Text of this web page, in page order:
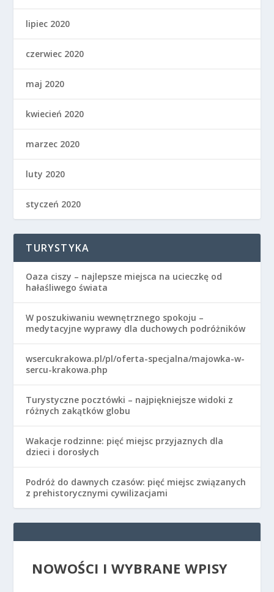
lipiec 2020
czerwiec 2020
maj 2020
kwiecień 2020
marzec 2020
luty 2020
styczeń 2020
TURYSTYKA
Oaza ciszy – najlepsze miejsca na ucieczkę od
hałaśliwego świata
W poszukiwaniu wewnętrznego spokoju –
medytacyjne wyprawy dla duchowych podróżników
wsercukrakowa.pl/pl/oferta-specjalna/majowka-w-
sercu-krakowa.php
Turystyczne pocztówki – najpiękniejsze widoki z
różnych zakątków globu
Wakacje rodzinne: pięć miejsc przyjaznych dla
dzieci i dorosłych
Podróż do dawnych czasów: pięć miejsc związanych
z prehistorycznymi cywilizacjami
NOWOŚCI I WYBRANE WPISY